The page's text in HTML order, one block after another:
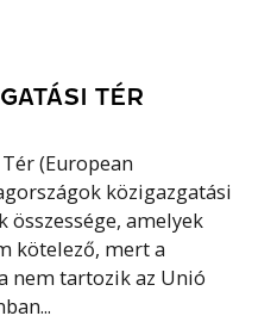
TÉR
(European
közigazgatási
amelyek
kötelező, mert a
nem tartozik az Unió